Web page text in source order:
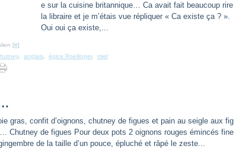
e sur la cuisine britannique… Ca avait fait beaucoup rire
la libraire et je m’étais vue répliquer « Ca existe ça ? ».
Oui oui ça existe,...
[#]
, anglais épice Roellinger, miel
gras, confit d’oignons, chutney de figues et pain au seigle aux fig
Chutney de figues Pour deux pots 2 oignons rouges émincés fine
de la taille d’un pouce, épluché et râpé le zeste...